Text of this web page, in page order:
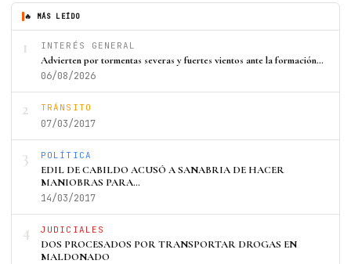
🔥 MÁS LEÍDO
1 INTERÉS GENERAL
Advierten por tormentas severas y fuertes vientos ante la formación…
06/08/2026
2 TRÁNSITO
07/03/2017
3 POLÍTICA
EDIL DE CABILDO ACUSÓ A SANABRIA DE HACER
MANIOBRAS PARA…
14/03/2017
4 JUDICIALES
DOS PROCESADOS POR TRANSPORTAR DROGAS EN
MALDONADO